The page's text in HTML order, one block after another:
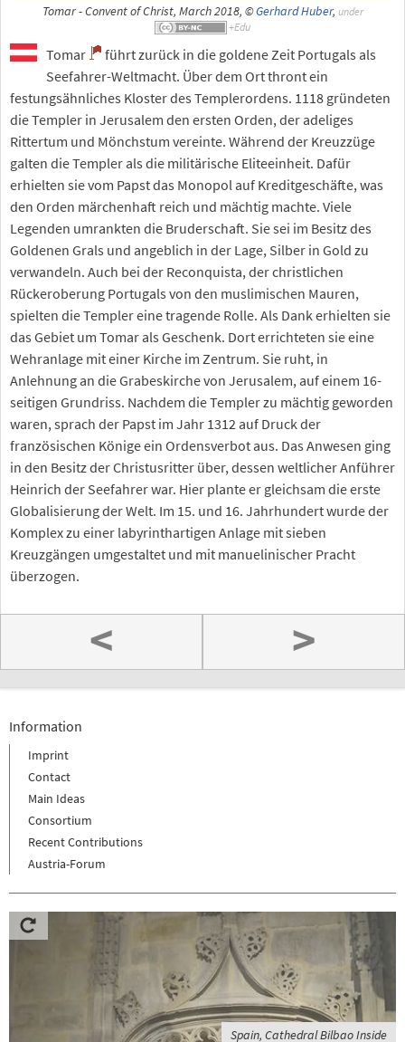
Tomar - Convent of Christ, March 2018, ©Gerhard Huber, under
Tomar
führt zurück in die goldene Zeit Portugals als
Seefahrer-Weltmacht. Über dem Ort thront ein
festungsähnliches Kloster des Templerordens. 1118 gründeten
die Templer in Jerusalem den ersten Orden, der adeliges
Rittertum und Mönchstum vereinte. Während der Kreuzzüge
galten die Templer als die militärische Eliteeinheit. Dafür
erhielten sie vom Papst das Monopol auf Kreditgeschäfte, was
den Orden märchenhaft reich und mächtig machte. Viele
Legenden umrankten die Bruderschaft. Sie sei im Besitz des
Goldenen Grals und angeblich in der Lage, Silber in Gold zu
verwandeln. Auch bei der Reconquista, der christlichen
Rückeroberung Portugals von den muslimischen Mauren,
spielten die Templer eine tragende Rolle. Als Dank erhielten sie
das Gebiet um Tomar als Geschenk. Dort errichteten sie eine
Wehranlage mit einer Kirche im Zentrum. Sie ruht, in
Anlehnung an die Grabeskirche von Jerusalem, auf einem 16-
seitigen Grundriss. Nachdem die Templer zu mächtig geworden
waren, sprach der Papst im Jahr 1312 auf Druck der
französischen Könige ein Ordensverbot aus. Das Anwesen ging
in den Besitz der Christusritter über, dessen weltlicher Anführer
Heinrich der Seefahrer war. Hier plante er gleichsam die erste
Globalisierung der Welt. Im 15. und 16. Jahrhundert wurde der
Komplex zu einer labyrinthartigen Anlage mit sieben
Kreuzgängen umgestaltet und mit manuelinischer Pracht
überzogen.
< >
Information
Imprint
Contact
Main Ideas
Consortium
Recent Contributions
Austria-Forum
Spain, Cathedral Bilbao Inside